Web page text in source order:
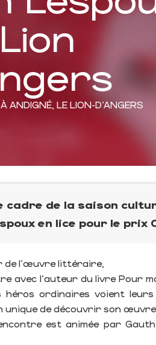
À ANDIGNÉ, LE LION-D'ANGERS
cadre de la saison
en lice pour le prix
de l'œuvre littéraire,
avec l'auteur du livre Pour
ordinaires voient leurs
unique de découvrir son
est animée par